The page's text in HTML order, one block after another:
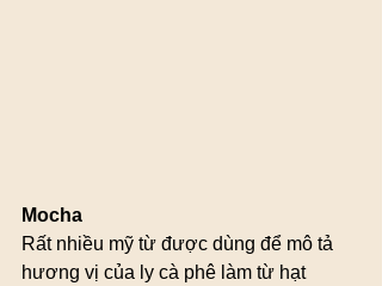
Mocha
Rất nhiều mỹ từ được dùng để mô tả
hương vị của ly cà phê làm từ hạt